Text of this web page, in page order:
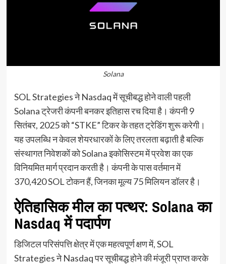
Solana
SOL Strategies ने Nasdaq में सूचीबद्ध होने वाली पहली
Solana ट्रेजरी कंपनी बनकर इतिहास रच दिया है। कंपनी 9
सितंबर, 2025 को “STKE” टिकर के तहत ट्रेडिंग शुरू करेगी।
यह उपलब्धि न केवल शेयरधारकों के लिए तरलता बढ़ाती है बल्कि
संस्थागत निवेशकों को Solana इकोसिस्टम में प्रवेश का एक
विनियमित मार्ग प्रदान करती है। कंपनी के पास वर्तमान में
370,420 SOL टोकन हैं, जिनका मूल्य 75 मिलियन डॉलर है।
ऐतिहासिक मील का पत्थर: Solana का
Nasdaq में पदार्पण
डिजिटल परिसंपत्ति क्षेत्र में एक महत्वपूर्ण क्षण में, SOL
Strategies ने Nasdaq पर सूचीबद्ध होने की मंजूरी प्राप्त करके